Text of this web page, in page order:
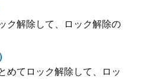
ク解除して、ロック解除の
めてロック解除して、ロッ